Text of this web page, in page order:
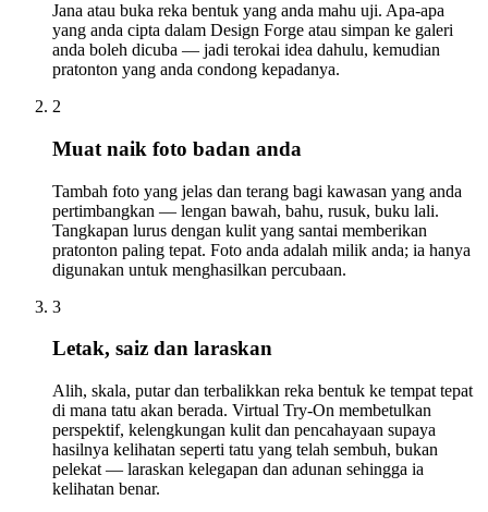
Jana atau buka reka bentuk yang anda mahu uji. Apa-apa
yang anda cipta dalam Design Forge atau simpan ke galeri
anda boleh dicuba — jadi terokai idea dahulu, kemudian
pratonton yang anda condong kepadanya.
2
Muat naik foto badan anda
Tambah foto yang jelas dan terang bagi kawasan yang anda
pertimbangkan — lengan bawah, bahu, rusuk, buku lali.
Tangkapan lurus dengan kulit yang santai memberikan
pratonton paling tepat. Foto anda adalah milik anda; ia hanya
digunakan untuk menghasilkan percubaan.
3
Letak, saiz dan laraskan
Alih, skala, putar dan terbalikkan reka bentuk ke tempat tepat
di mana tatu akan berada. Virtual Try-On membetulkan
perspektif, kelengkungan kulit dan pencahayaan supaya
hasilnya kelihatan seperti tatu yang telah sembuh, bukan
pelekat — laraskan kelegapan dan adunan sehingga ia
kelihatan benar.